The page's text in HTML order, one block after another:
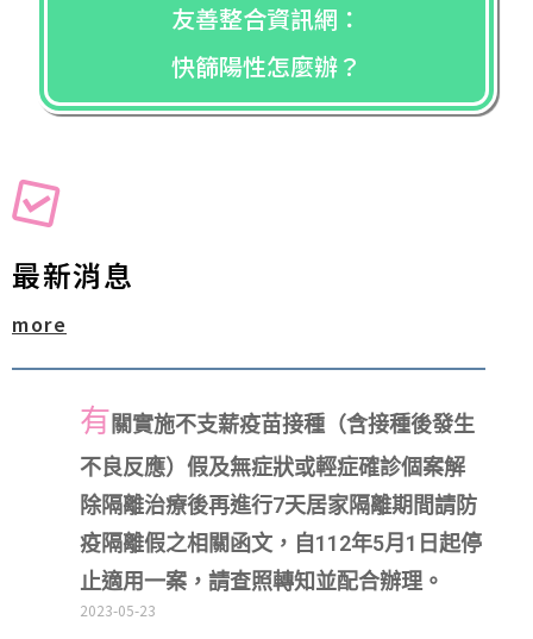
友善整合資訊網：
快篩陽性怎麼辦？
最新消息
more
有關實施不支薪疫苗接種（含接種後發生
不良反應）假及無症狀或輕症確診個案解
除隔離治療後再進行7天居家隔離期間請防
疫隔離假之相關函文，自112年5月1日起停
止適用一案，請查照轉知並配合辦理。
2023-05-23